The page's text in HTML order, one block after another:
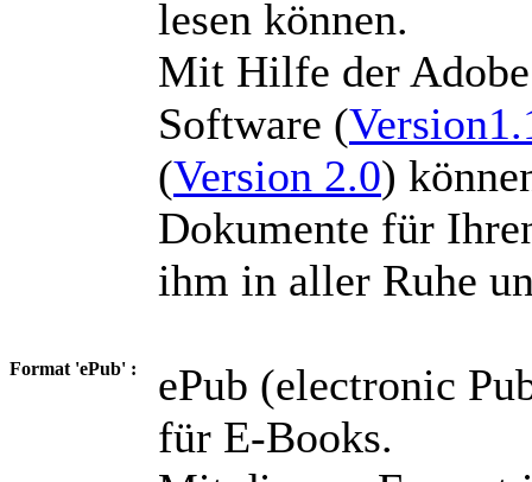
lesen können.
Mit Hilfe der
Software (
(Version 2.0)
Dokumente für
ihm in aller Ruhe
Format 'ePub' :
ePub (electronic
für E-Books.